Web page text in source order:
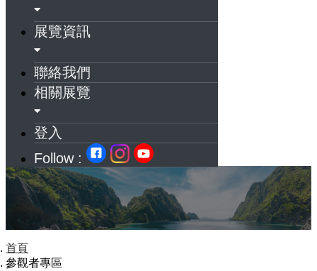
展覽資訊
聯絡我們
相關展覽
登入
Follow :
首頁
參觀者專區